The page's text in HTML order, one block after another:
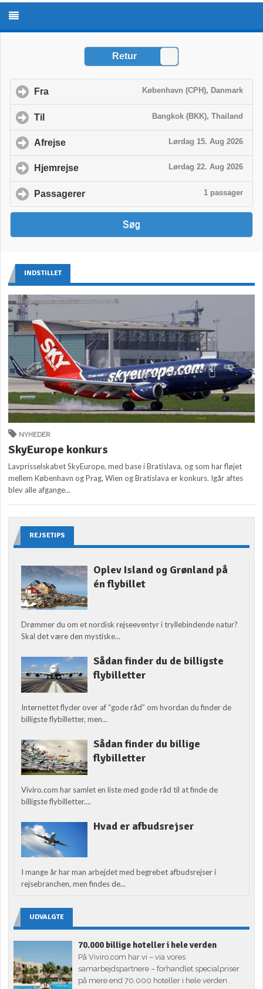
INDSTILLET
NYHEDER
SkyEurope konkurs
Lavprisselskabet SkyEurope, med base i Bratislava, og som har fløjet
mellem København og Prag, Wien og Bratislava er konkurs. Igår aftes
blev alle afgange...
REJSETIPS
Oplev Island og Grønland på
én flybillet
Drømmer du om et nordisk rejseeventyr i tryllebindende natur?
Skal det være den mystiske...
Sådan finder du de billigste
flybilletter
Internettet flyder over af “gode råd” om hvordan du finder de
billigste flybilletter, men...
Sådan finder du billige
flybilletter
Viviro.com har samlet en liste med gode råd til at finde de
billigste flybilletter....
Hvad er afbudsrejser
I mange år har man arbejdet med begrebet afbudsrejser i
rejsebranchen, men findes de...
UDVALGTE
70.000 billige hoteller i hele verden
På Viviro.com har vi – via vores
samarbejdspartnere – forhandlet specialpriser
på mere end 70.000 hoteller i hele verden .